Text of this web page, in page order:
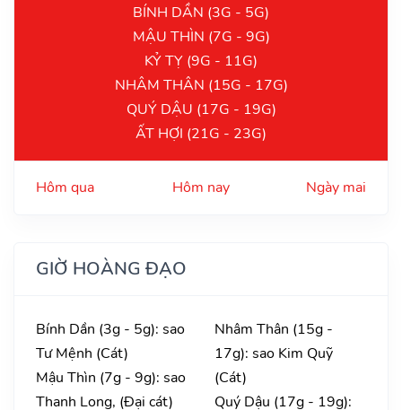
BÍNH DẦN (3G - 5G)
MẬU THÌN (7G - 9G)
KỶ TỴ (9G - 11G)
NHÂM THÂN (15G - 17G)
QUÝ DẬU (17G - 19G)
ẤT HỢI (21G - 23G)
Hôm qua Hôm nay Ngày mai
GIỜ HOÀNG ĐẠO
Bính Dần (3g - 5g): sao
Tư Mệnh (Cát)
Mậu Thìn (7g - 9g): sao
Thanh Long, (Đại cát)
Nhâm Thân (15g -
17g): sao Kim Quỹ
(Cát)
Quý Dậu (17g - 19g):